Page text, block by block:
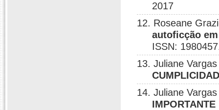
2017
12. Roseane
autoficção
ISSN:
13. Juliane
14. Juliane